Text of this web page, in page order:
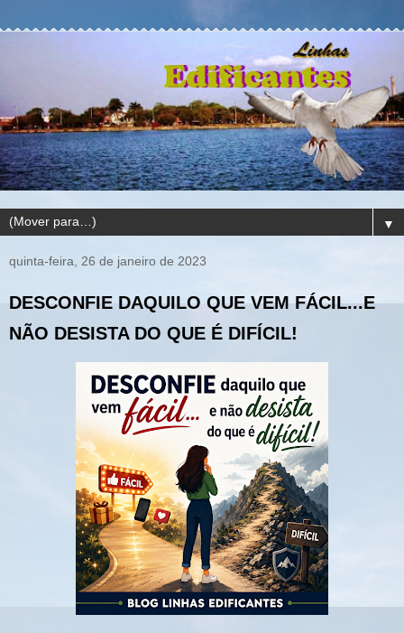
▼
quinta-feira, 26 de janeiro de 2023
DESCONFIE DAQUILO QUE VEM FÁCIL...E
NÃO DESISTA DO QUE É DIFÍCIL!